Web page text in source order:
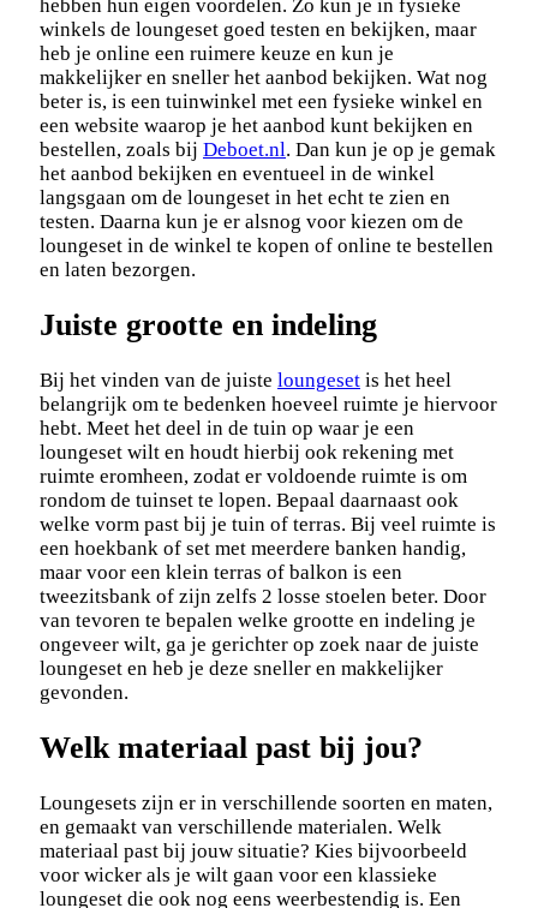
hebben hun eigen voordelen. Zo kun je in fysieke
winkels de loungeset goed testen en bekijken, maar
heb je online een ruimere keuze en kun je
makkelijker en sneller het aanbod bekijken. Wat nog
beter is, is een tuinwinkel met een fysieke winkel en
een website waarop je het aanbod kunt bekijken en
bestellen, zoals bij Deboet.nl. Dan kun je op je gemak
het aanbod bekijken en eventueel in de winkel
langsgaan om de loungeset in het echt te zien en
testen. Daarna kun je er alsnog voor kiezen om de
loungeset in de winkel te kopen of online te bestellen
en laten bezorgen.
Juiste grootte en indeling
Bij het vinden van de juiste loungeset is het heel
belangrijk om te bedenken hoeveel ruimte je hiervoor
hebt. Meet het deel in de tuin op waar je een
loungeset wilt en houdt hierbij ook rekening met
ruimte eromheen, zodat er voldoende ruimte is om
rondom de tuinset te lopen. Bepaal daarnaast ook
welke vorm past bij je tuin of terras. Bij veel ruimte is
een hoekbank of set met meerdere banken handig,
maar voor een klein terras of balkon is een
tweezitsbank of zijn zelfs 2 losse stoelen beter. Door
van tevoren te bepalen welke grootte en indeling je
ongeveer wilt, ga je gerichter op zoek naar de juiste
loungeset en heb je deze sneller en makkelijker
gevonden.
Welk materiaal past bij jou?
Loungesets zijn er in verschillende soorten en maten,
en gemaakt van verschillende materialen. Welk
materiaal past bij jouw situatie? Kies bijvoorbeeld
voor wicker als je wilt gaan voor een klassieke
loungeset die ook nog eens weerbestendig is. Een